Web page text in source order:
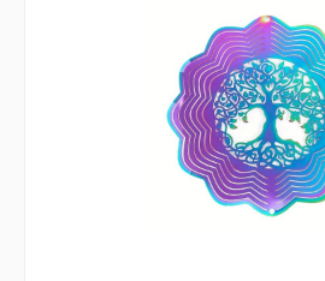
für jeden Betrachter! Der Windspinner ist
aus kaltgewalztem Stahl
vollflächig bedruckt, sowie
Lackierung versehen. Das
Mobile äußerst
drehfreudig. Ideal geeignet
und Innenbereich. Wie z.B.
Terrasse oder dem Balkon,
auch im Innenbereich im
Kinderzimmer oder